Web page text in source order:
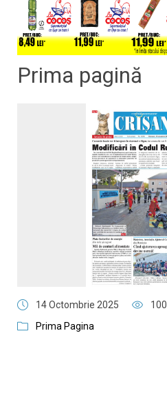
Prima pagină
14 Octombrie 2025 100
Prima Pagina